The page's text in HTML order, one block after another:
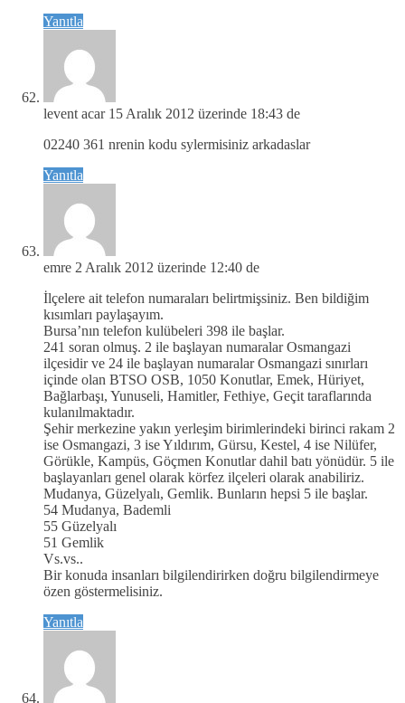
Yanıtla
levent acar 15 Aralık 2012 üzerinde 18:43 de
02240 361 nrenin kodu sylermisiniz arkadaslar
Yanıtla
emre 2 Aralık 2012 üzerinde 12:40 de
İlçelere ait telefon numaraları belirtmişsiniz. Ben bildiğim
kısımları paylaşayım.
Bursa’nın telefon kulübeleri 398 ile başlar.
241 soran olmuş. 2 ile başlayan numaralar Osmangazi
ilçesidir ve 24 ile başlayan numaralar Osmangazi sınırları
içinde olan BTSO OSB, 1050 Konutlar, Emek, Hüriyet,
Bağlarbaşı, Yunuseli, Hamitler, Fethiye, Geçit taraflarında
kulanılmaktadır.
Şehir merkezine yakın yerleşim birimlerindeki birinci rakam 2
ise Osmangazi, 3 ise Yıldırım, Gürsu, Kestel, 4 ise Nilüfer,
Görükle, Kampüs, Göçmen Konutlar dahil batı yönüdür. 5 ile
başlayanları genel olarak körfez ilçeleri olarak anabiliriz.
Mudanya, Güzelyalı, Gemlik. Bunların hepsi 5 ile başlar.
54 Mudanya, Bademli
55 Güzelyalı
51 Gemlik
Vs.vs..
Bir konuda insanları bilgilendirirken doğru bilgilendirmeye
özen göstermelisiniz.
Yanıtla